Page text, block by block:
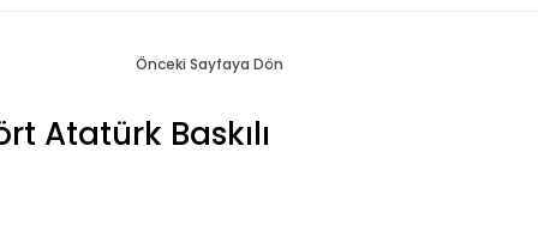
Önceki Sayfaya Dön
Atatürk Baskılı